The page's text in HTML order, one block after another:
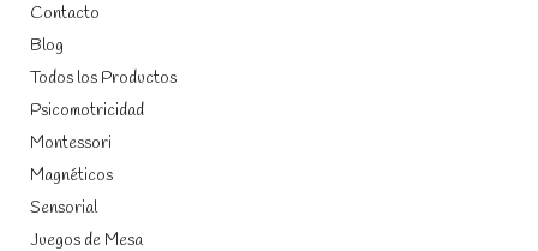
Contacto
Blog
Todos los Productos
Psicomotricidad
Montessori
Magnéticos
Sensorial
Juegos de Mesa